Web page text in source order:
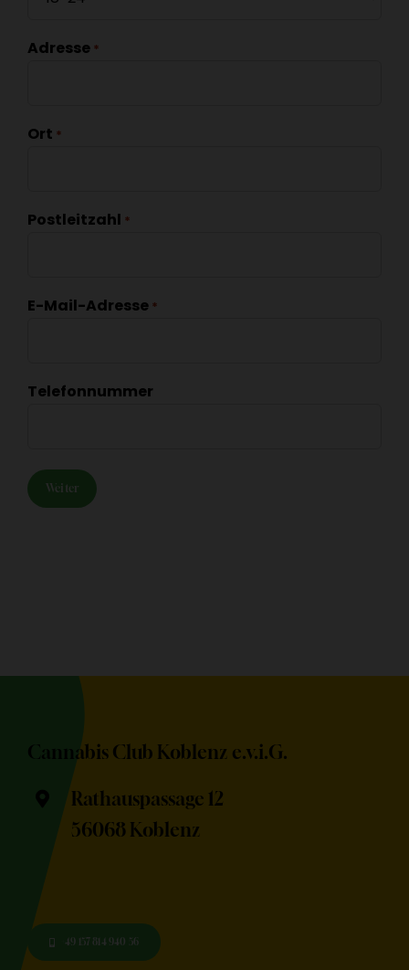
Adresse *
Ort *
Postleitzahl *
E-Mail-Adresse *
Telefonnummer
Cannabis Club Koblenz e.v.i.G.
Rathauspassage 12
56068 Koblenz
+49 157 814 940 56